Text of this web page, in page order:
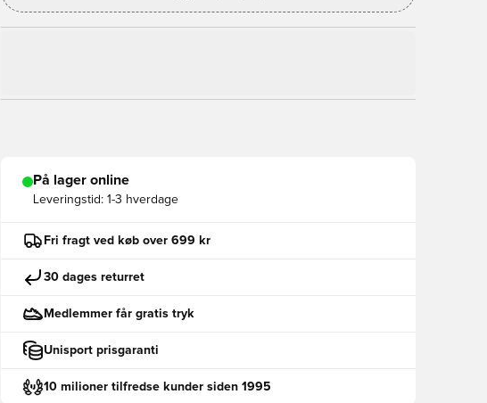
På lager online
Leveringstid: 1-3 hverdage
Fri fragt ved køb over 699 kr
30 dages returret
Medlemmer får gratis tryk
Unisport prisgaranti
10 milioner tilfredse kunder siden 1995